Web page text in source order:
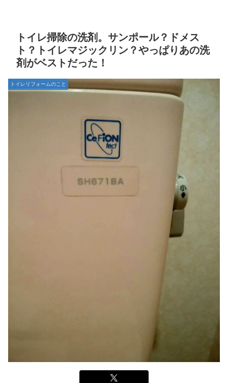
トイレ掃除の洗剤。サンポール？ドメス
ト？トイレマジックリン？やっぱりあの洗
剤がベストだった！
トイレリフォームのこと